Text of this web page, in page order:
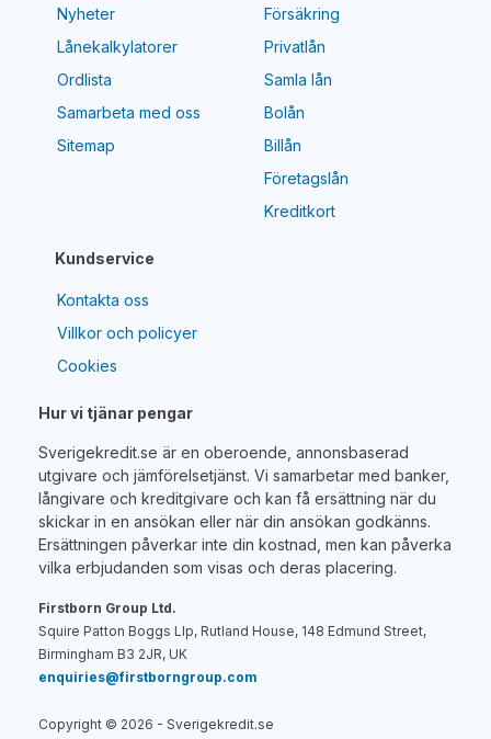
Nyheter
Lånekalkylatorer
Ordlista
Samarbeta med oss
Sitemap
Kundservice
Kontakta oss
Villkor och policyer
Cookies
Försäkring
Privatlån
Samla lån
Bolån
Billån
Företagslån
Kreditkort
Hur vi tjänar pengar
Sverigekredit.se är en oberoende, annonsbaserad
utgivare och jämförelsetjänst. Vi samarbetar med banker,
långivare och kreditgivare och kan få ersättning när du
skickar in en ansökan eller när din ansökan godkänns.
Ersättningen påverkar inte din kostnad, men kan påverka
vilka erbjudanden som visas och deras placering.
Firstborn Group Ltd.
Squire Patton Boggs Llp, Rutland House, 148 Edmund Street,
Birmingham B3 2JR, UK
enquiries@firstborngroup.com
Copyright © 2026 - Sverigekredit.se